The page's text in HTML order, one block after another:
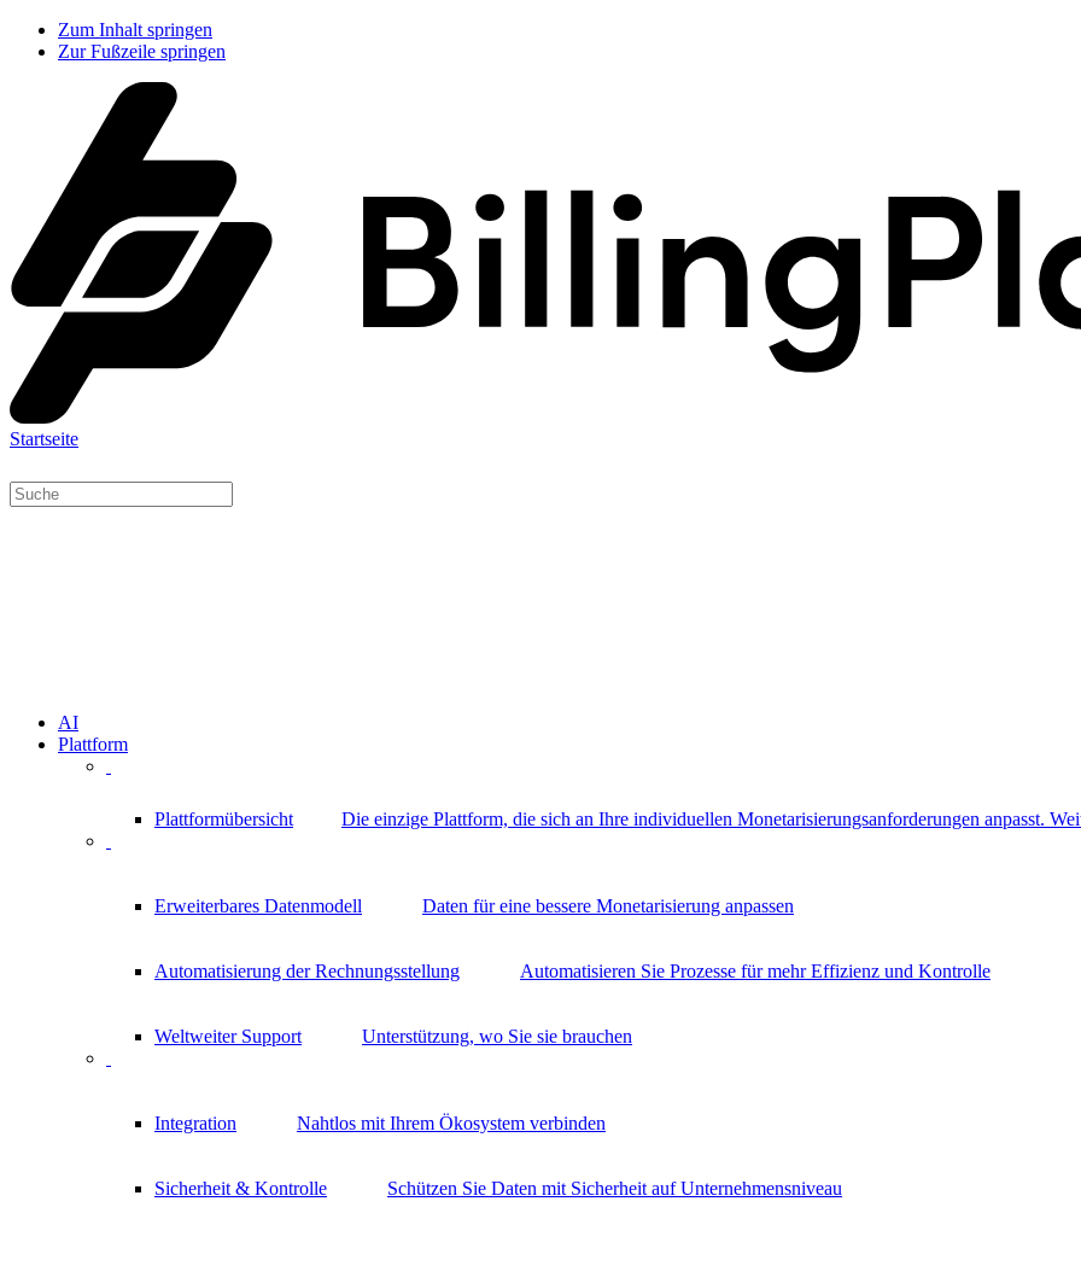
Zum Inhalt springen
Zur Fußzeile springen
Startseite
AI
Plattform
Plattformübersicht Die einzige Plattform, die sich an Ihre individuellen Monetarisierungsanforderungen anpasst.
Erweiterbares Datenmodell Daten für eine bessere Monetarisierung anpassen
Automatisierung der Rechnungsstellung Automatisieren Sie Prozesse für mehr Effizienz und Kontrolle
Weltweiter Support Unterstützung, wo Sie sie brauchen
Integration Nahtlos mit Ihrem Ökosystem verbinden
Sicherheit & Kontrolle Schützen Sie Daten mit Sicherheit auf Unternehmensniveau